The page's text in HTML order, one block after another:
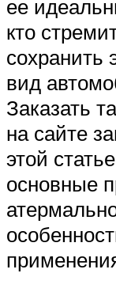
ее
кто
сохранить
вид
Заказать
на сайте
этой
основные